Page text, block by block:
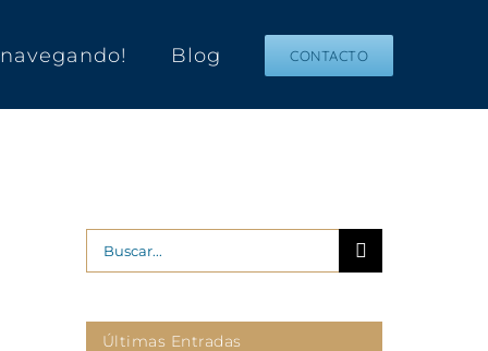
navegando! Blog CONTACTO
Buscar:
Últimas Entradas